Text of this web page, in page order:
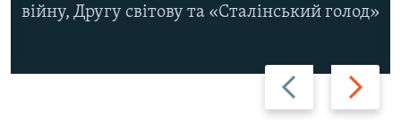
Назад Вперед
війну, Другу світову та «Сталінський голод»